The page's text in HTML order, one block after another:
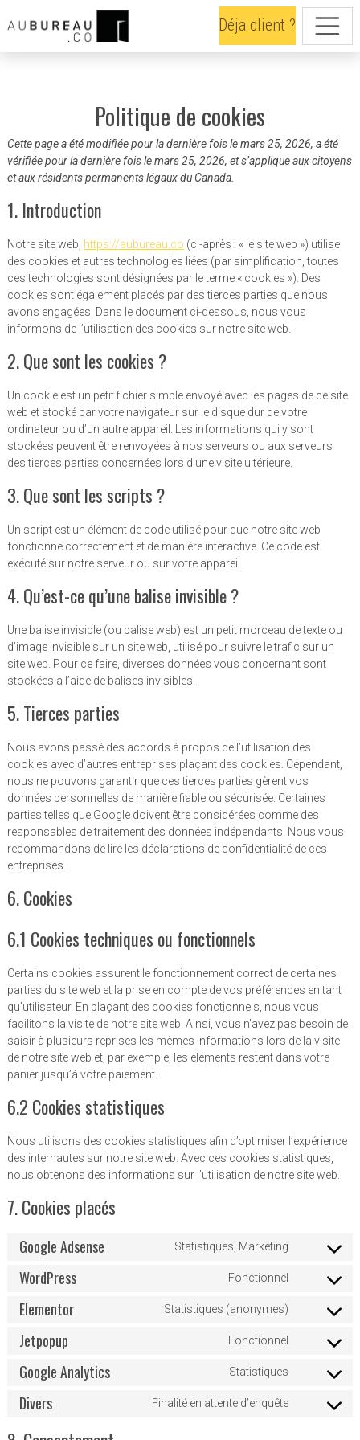
Déja client ?
Politique de cookies
Cette page a été modifiée pour la dernière fois le mars 25, 2026, a été
vérifiée pour la dernière fois le mars 25, 2026, et s’applique aux citoyens
et aux résidents permanents légaux du Canada.
1. Introduction
Notre site web, https://aubureau.co (ci-après : « le site web ») utilise
des cookies et autres technologies liées (par simplification, toutes
ces technologies sont désignées par le terme « cookies »). Des
cookies sont également placés par des tierces parties que nous
avons engagées. Dans le document ci-dessous, nous vous
informons de l’utilisation des cookies sur notre site web.
2. Que sont les cookies ?
Un cookie est un petit fichier simple envoyé avec les pages de ce site
web et stocké par votre navigateur sur le disque dur de votre
ordinateur ou d’un autre appareil. Les informations qui y sont
stockées peuvent être renvoyées à nos serveurs ou aux serveurs
des tierces parties concernées lors d’une visite ultérieure.
3. Que sont les scripts ?
Un script est un élément de code utilisé pour que notre site web
fonctionne correctement et de manière interactive. Ce code est
exécuté sur notre serveur ou sur votre appareil.
4. Qu’est-ce qu’une balise invisible ?
Une balise invisible (ou balise web) est un petit morceau de texte ou
d’image invisible sur un site web, utilisé pour suivre le trafic sur un
site web. Pour ce faire, diverses données vous concernant sont
stockées à l’aide de balises invisibles.
5. Tierces parties
Nous avons passé des accords à propos de l’utilisation des
cookies avec d’autres entreprises plaçant des cookies. Cependant,
nous ne pouvons garantir que ces tierces parties gèrent vos
données personnelles de manière fiable ou sécurisée. Certaines
parties telles que Google doivent être considérées comme des
responsables de traitement des données indépendants. Nous vous
recommandons de lire les déclarations de confidentialité de ces
entreprises.
6. Cookies
6.1 Cookies techniques ou fonctionnels
Certains cookies assurent le fonctionnement correct de certaines
parties du site web et la prise en compte de vos préférences en tant
qu’utilisateur. En plaçant des cookies fonctionnels, nous vous
facilitons la visite de notre site web. Ainsi, vous n’avez pas besoin de
saisir à plusieurs reprises les mêmes informations lors de la visite
de notre site web et, par exemple, les éléments restent dans votre
panier jusqu’à votre paiement.
6.2 Cookies statistiques
Nous utilisons des cookies statistiques afin d’optimiser l’expérience
des internautes sur notre site web. Avec ces cookies statistiques,
nous obtenons des informations sur l’utilisation de notre site web.
7. Cookies placés
Google Adsense Statistiques, Marketing
Consent
service
google-
WordPress Fonctionnel
Consent
service
wordpress
Elementor Statistiques (anonymes)
Consent
service
elementor
Jetpopup Fonctionnel
Consent
service
jetpopup
Google Analytics Statistiques
Consent
service
Divers Finalité en attente d’enquête
Consent